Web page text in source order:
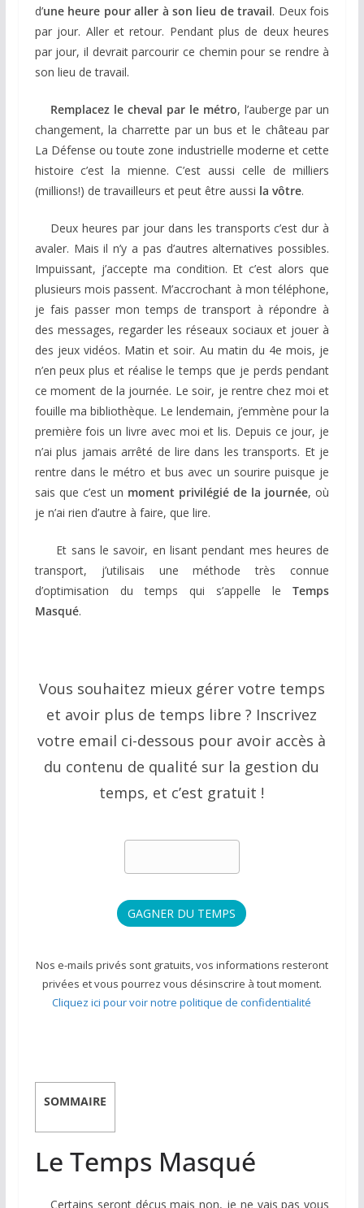
d’une heure pour aller à son lieu de travail. Deux fois
par jour. Aller et retour. Pendant plus de deux heures
par jour, il devrait parcourir ce chemin pour se rendre à
son lieu de travail.
Remplacez le cheval par le métro, l’auberge par un
changement, la charrette par un bus et le château par
La Défense ou toute zone industrielle moderne et cette
histoire c’est la mienne. C’est aussi celle de milliers
(millions!) de travailleurs et peut être aussi la vôtre.
Deux heures par jour dans les transports c’est dur à
avaler. Mais il n’y a pas d’autres alternatives possibles.
Impuissant, j’accepte ma condition. Et c’est alors que
plusieurs mois passent. M’accrochant à mon téléphone,
je fais passer mon temps de transport à répondre à
des messages, regarder les réseaux sociaux et jouer à
des jeux vidéos. Matin et soir. Au matin du 4e mois, je
n’en peux plus et réalise le temps que je perds pendant
ce moment de la journée. Le soir, je rentre chez moi et
fouille ma bibliothèque. Le lendemain, j’emmène pour la
première fois un livre avec moi et lis. Depuis ce jour, je
n’ai plus jamais arrêté de lire dans les transports. Et je
rentre dans le métro et bus avec un sourire puisque je
sais que c’est un moment privilégié de la journée, où
je n’ai rien d’autre à faire, que lire.
Et sans le savoir, en lisant pendant mes heures de
transport, j’utilisais une méthode très connue
d’optimisation du temps qui s’appelle leTemps
Masqué.
Vous souhaitez mieux gérer votre temps
et avoir plus de temps libre ? Inscrivez
votre email ci-dessous pour avoir accès à
du contenu de qualité sur la gestion du
temps, et c’est gratuit !
Nos e-mails privés sont gratuits, vos informations resteront
privées et vous pourrez vous désinscrire à tout moment.
Cliquez ici pour voir notre politique de confidentialité
SOMMAIRE
Le Temps Masqué
Certains seront déçus mais non, je ne vais pas vous